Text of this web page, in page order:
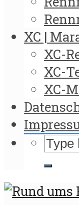
XC |
XC-
XC-
XC-